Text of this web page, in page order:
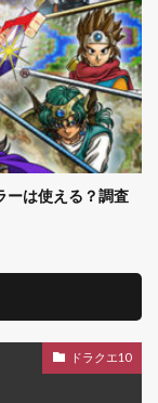
ーは使える？調査
ドラクエ10